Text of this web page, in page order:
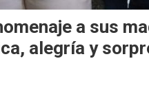
a sus
alegría y